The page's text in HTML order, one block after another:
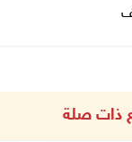
ذات صلة